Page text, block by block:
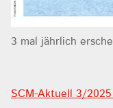
3 mal jährlich
SCM-Aktuell 3/